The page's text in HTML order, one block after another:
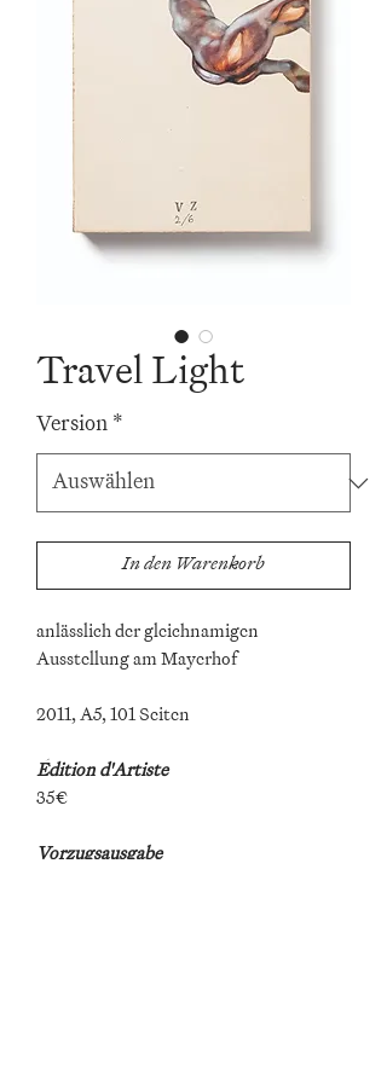
Travel Light
Version *
In den Warenkorb
anlässlich der gleichnamigen
Ausstellung am Mayerhof
2011, A5, 101 Seiten
Édition d'Artiste
35€
Vorzugsausgabe